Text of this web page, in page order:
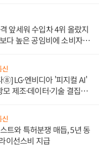
앞세워 수입차 4위 올랐지
다 높은 공임비에 소비자
신
⑧] LG·엔비디아 '피지컬 AI'
제조·데이터·기술 결집
신
트와 특허분쟁 매듭, 5년 동
이선스비 지급